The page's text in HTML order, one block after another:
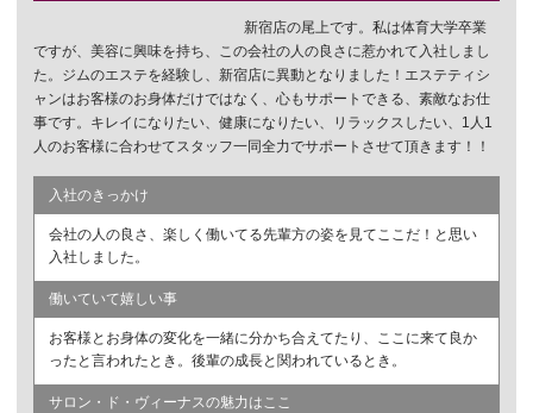
新宿店の尾上です。私は体育大学卒業
ですが、美容に興味を持ち、この会社の人の良さに惹かれて入社しまし
た。ジムのエステを経験し、新宿店に異動となりました！エステティシ
ャンはお客様のお身体だけではなく、心もサポートできる、素敵なお仕
事です。キレイになりたい、健康になりたい、リラックスしたい、1人1
人のお客様に合わせてスタッフ一同全力でサポートさせて頂きます！！
入社のきっかけ
会社の人の良さ、楽しく働いてる先輩方の姿を見てここだ！と思い
入社しました。
働いていて嬉しい事
お客様とお身体の変化を一緒に分かち合えてたり、ここに来て良か
ったと言われたとき。後輩の成長と関われているとき。
サロン・ド・ヴィーナスの魅力はここ